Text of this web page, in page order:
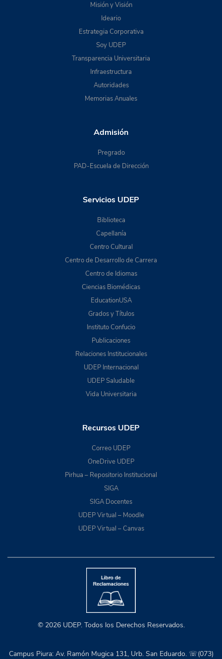
Misión y Visión
Ideario
Estrategia Corporativa
Soy UDEP
Transparencia Universitaria
Infraestructura
Autoridades
Memorias Anuales
Admisión
Pregrado
PAD-Escuela de Dirección
Servicios UDEP
Biblioteca
Capellanía
Centro Cultural
Centro de Desarrollo de Carrera
Centro de Idiomas
Ciencias Biomédicas
EducationUSA
Grados y Títulos
Instituto Confucio
Publicaciones
Relaciones Institucionales
UDEP Internacional
UDEP Saludable
Vida Universitaria
Recursos UDEP
Correo UDEP
OneDrive UDEP
Pirhua – Repositorio Institucional
SIGA
SIGA Docentes
UDEP Virtual – Moodle
UDEP Virtual – Canvas
© 2026 UDEP. Todos los Derechos Reservados.
Campus Piura: Av. Ramón Mugica 131, Urb. San Eduardo. ☏(073)